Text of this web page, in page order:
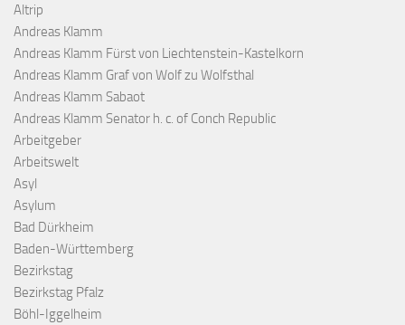
Altrip
Andreas Klamm
Andreas Klamm Fürst von Liechtenstein-Kastelkorn
Andreas Klamm Graf von Wolf zu Wolfsthal
Andreas Klamm Sabaot
Andreas Klamm Senator h. c. of Conch Republic
Arbeitgeber
Arbeitswelt
Asyl
Asylum
Bad Dürkheim
Baden-Württemberg
Bezirkstag
Bezirkstag Pfalz
Böhl-Iggelheim